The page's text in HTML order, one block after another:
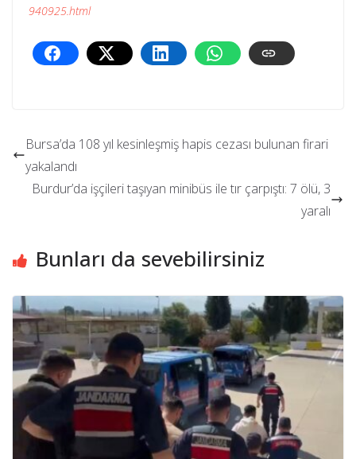
940925.html
Bursa’da 108 yıl kesinleşmiş hapis cezası bulunan firari
yakalandı
Burdur’da işçileri taşıyan minibüs ile tır çarpıştı: 7 ölü, 3
yaralı
Bunları da sevebilirsiniz